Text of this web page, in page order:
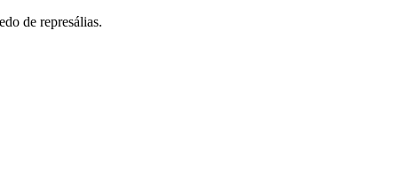
de represálias.